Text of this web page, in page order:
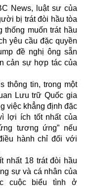
News, luật sư của
bị trát đòi hầu tòa
muốn trát hầu
yêu cầu đặc quyền
đề nghị ông sẵn
cản sự hợp tác của
thông tin, trong một
Lưu trữ Quốc gia
việc khẳng định đặc
lợi ích tốt nhất của
tương ứng” nếu
hành chỉ đối với
nhất 18 trát đòi hầu
sự và cá nhân của
cuộc biểu tình ở